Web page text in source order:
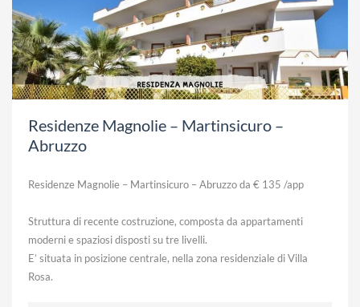
Residenze Magnolie – Martinsicuro –
Abruzzo
Residenze Magnolie – Martinsicuro – Abruzzo da € 135 /app
Struttura di recente costruzione, composta da appartamenti
moderni e spaziosi disposti su tre livelli.
E’ situata in posizione centrale, nella zona residenziale di Villa
Rosa.